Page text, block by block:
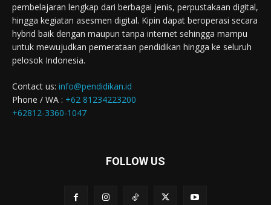
pembelajaran lengkap dari berbagai jenis, perpustakaan digital,
hingga kegiatan asesmen digital. Kipin dapat beroperasi secara
hybrid baik dengan maupun tanpa internet sehingga mampu
untuk mewujudkan pemerataan pendidikan hingga ke seluruh
pelosok Indonesia.
Contact us: info@pendidikan.id
Phone / WA : +62 81234223200
+62812-3360-1047
FOLLOW US